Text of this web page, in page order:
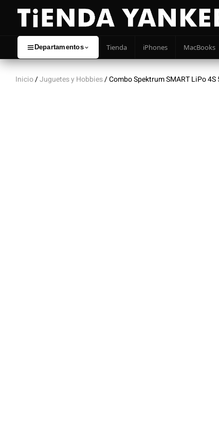
Departamentos Tienda iPhones MacBooks
Inicio/Juguetes y Hobbies/ Combo Spektrum SMART LiPo